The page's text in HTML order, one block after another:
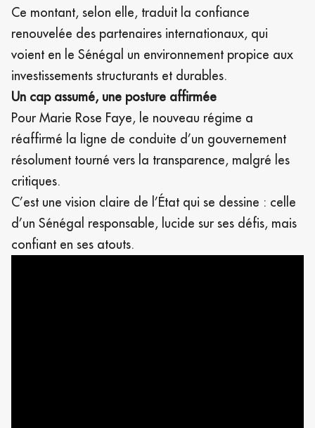
Ce montant, selon elle, traduit la confiance
renouvelée des partenaires internationaux, qui
voient en le Sénégal un environnement propice aux
investissements structurants et durables.
Un cap assumé, une posture affirmée
Pour Marie Rose Faye, le nouveau régime a
réaffirmé la ligne de conduite d’un gouvernement
résolument tourné vers la transparence, malgré les
critiques.
C’est une vision claire de l’État qui se dessine : celle
d’un Sénégal responsable, lucide sur ses défis, mais
confiant en ses atouts.